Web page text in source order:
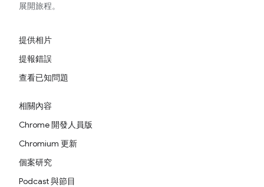
展開旅程。
提供相片
提報錯誤
查看已知問題
相關內容
Chrome 開發人員版
Chromium 更新
個案研究
Podcast 與節目